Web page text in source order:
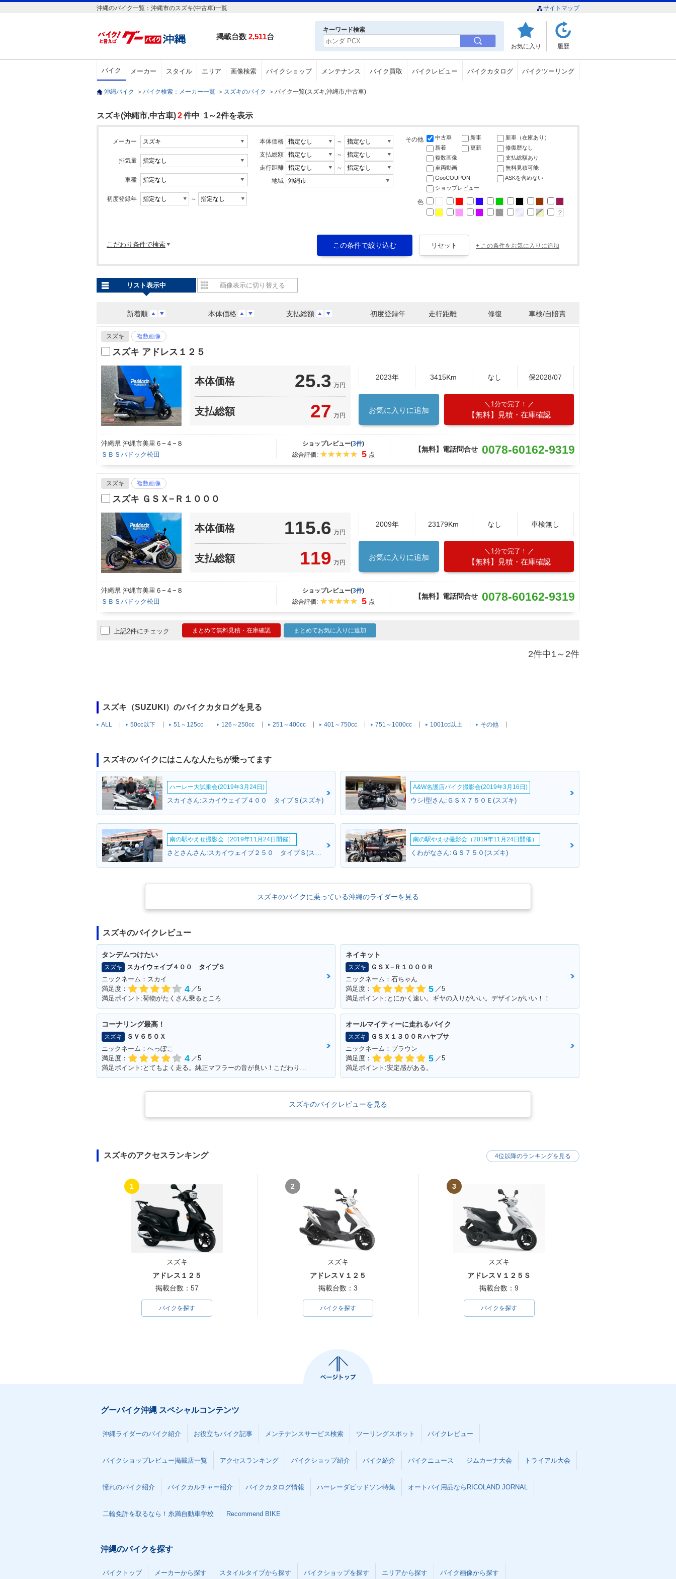
沖縄のバイク一覧：沖縄市のスズキ(中古車)一覧 サイトマップ
掲載台数 2,511台
キーワード検索
お気に入り 履歴
バイク メーカー スタイル エリア 画像検索 バイクショップ メンテナンス バイク買取 バイクレビュー バイクカタログ バイクツーリング
沖縄バイク ＞ バイク検索：メーカー一覧 ＞ スズキのバイク ＞ バイク一覧(スズキ,沖縄市,中古車)
スズキ(沖縄市,中古車)2件中 1～2件を表示
メーカー
排気量
車種
初度登録年 ～
本体価格
～
支払総額
～
走行距離
～
地域
その他 中古車 新車
新車（在庫あり）
新着
更新
修復歴なし
複数画像
支払総額あり
車両動画
無料見積可能
GooCOUPON
ASKを含めない
ショップレビュー
色
こだわり条件で検索 + この条件をお気に入りに追加
新着順 本体価格 支払総額 初度登録年 走行距離 修復 車検/自賠責
リスト表示中 画像表示に切り替える
スズキ 複数画像
スズキ アドレス１２５
本体価格 25.3 万円
支払総額 27 万円
2023年 3415Km なし 保2028/07
お気に入りに追加
1分で完了！
【無料】見積・在庫確認
沖縄県 沖縄市美里６−４−８
ＳＢＳパドック松田
ショップレビュー(3件)
総合評価:
5 点
【無料】電話問合せ 0078-60162-9319
スズキ 複数画像
スズキ ＧＳＸ−Ｒ１０００
本体価格 115.6 万円
支払総額 119 万円
2009年 23179Km なし 車検無し
お気に入りに追加
1分で完了！
【無料】見積・在庫確認
沖縄県 沖縄市美里６−４−８
ＳＢＳパドック松田
ショップレビュー(3件)
総合評価:
5 点
【無料】電話問合せ 0078-60162-9319
上記2件にチェック まとめて無料見積・在庫確認 まとめてお気に入りに追加
2件中1～2件
スズキ（SUZUKI）のバイクカタログを見る
ALL 50cc以下 51～125cc 126～250cc 251～400cc 401～750cc 751～1000cc 1001cc以上 その他
スズキのバイクにはこんな人たちが乗ってます
ハーレー大試乗会(2019年3月24日)
スカイさん:スカイウェイブ４００ タイプＳ(スズキ)
A&W名護店バイク撮影会(2019年3月16日)
ウシI型さん:ＧＳＸ７５０Ｅ(スズキ)
南の駅やえせ撮影会（2019年11月24日開催）
さとさんさん:スカイウェイブ２５０ タイプＳ(スズキ)
南の駅やえせ撮影会（2019年11月24日開催）
くわがなさん:ＧＳ７５０(スズキ)
スズキのバイクに乗っている沖縄のライダーを見る
スズキのバイクレビュー
タンデムつけたい
スズキ
スカイウェイブ４００ タイプＳ
ニックネーム：スカイ
満足度：
4 ／5
満足ポイント:荷物がたくさん乗るところ
ネイキット
スズキ
ＧＳＸ−Ｒ１０００Ｒ
ニックネーム：石ちゃん
満足度：
5 ／5
満足ポイント:とにかく速い。ギヤの入りがいい。デザインがいい！！
コーナリング最高！
スズキ
ＳＶ６５０Ｘ
ニックネーム：へっぽこ
満足度：
4 ／5
満足ポイント:とてもよく走る。純正マフラーの音が良い！こだわりはへっぽこステッカー！
オールマイティーに走れるバイク
スズキ
ＧＳＸ１３００Ｒハヤブサ
ニックネーム：ブラウン
満足度：
5 ／5
満足ポイント:安定感がある。
スズキのバイクレビューを見る
スズキのアクセスランキング
1
スズキ
アドレス１２５
掲載台数：57
バイクを探す
2
スズキ
アドレスＶ１２５
掲載台数：3
バイクを探す
3
スズキ
アドレスＶ１２５Ｓ
掲載台数：9
バイクを探す
4位以降のランキングを見る
グーバイク沖縄 スペシャルコンテンツ
沖縄ライダーのバイク紹介 お役立ちバイク記事 メンテナンスサービス検索 ツーリングスポット バイクレビュー
バイクショップレビュー掲載店一覧 アクセスランキング バイクショップ紹介 バイク紹介 バイクニュース ジムカーナ大会 トライアル大会
憧れのバイク紹介 バイクカルチャー紹介 バイクカタログ情報 ハーレーダビッドソン特集 オートバイ用品ならRICOLAND JORNAL
二輪免許を取るなら！糸満自動車学校 Recommend BIKE
沖縄のバイクを探す
バイクトップ メーカーから探す スタイルタイプから探す バイクショップを探す エリアから探す バイク画像から探す